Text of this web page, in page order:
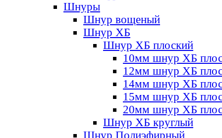
Шнуры
Шнур вощеный
Шнур ХБ
Шнур ХБ плоский
10мм шнур ХБ
12мм шнур ХБ
14мм шнур ХБ
15мм шнур ХБ
20мм шнур ХБ
Шнур ХБ круглый
Шнур Полиэфирный